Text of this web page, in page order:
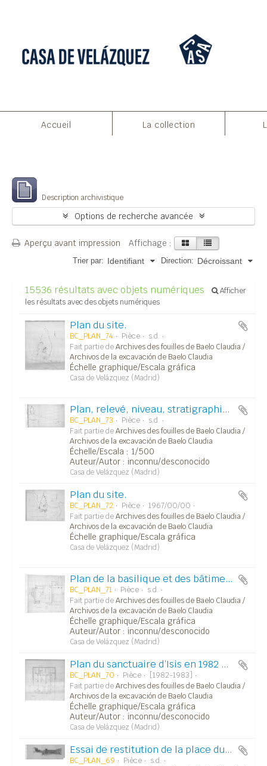
Accueil La collection
Description archivistique
Options de recherche avancée
Aperçu avant impression Affichage :
Trier par: Identifiant Direction: Décroissant
15536 résultats avec objets numériques
Afficher
les résultats avec des objets numériques
Plan du site.
BC_PLAN_74 Pièce
s.d.
Fait partie deArchives des fouilles de Baelo Claudia /
Archivos de la excavación de Baelo Claudia
Échelle graphique/Escala gráfica
Casa de Velázquez (Madrid)
Plan, relevé, niveau, stratigraphie.../Plano, alzado, planta, estratigrafía...
BC_PLAN_73 Pièce
s.d.
Fait partie deArchives des fouilles de Baelo Claudia /
Archivos de la excavación de Baelo Claudia
Échelle/Escala : 1/500
Auteur/Autor : inconnu/desconocido
Casa de Velázquez (Madrid)
Plan du site.
BC_PLAN_72 Pièce
1967/00/00
Fait partie deArchives des fouilles de Baelo Claudia /
Archivos de la excavación de Baelo Claudia
Échelle graphique/Escala gráfica
Casa de Velázquez (Madrid)
Plan de la basilique et des bâtiments alentour. Le numéro de dossier est tronqué.
BC_PLAN_71 Pièce
s.d.
Fait partie deArchives des fouilles de Baelo Claudia /
Archivos de la excavación de Baelo Claudia
Échelle graphique/Escala gráfica
Auteur/Autor : inconnu/desconocido
Casa de Velázquez (Madrid)
Plan du sanctuaire d’Isis en 1982 ou 1983.
BC_PLAN_70 Pièce
[1982-1983]
Fait partie deArchives des fouilles de Baelo Claudia /
Archivos de la excavación de Baelo Claudia
Échelle graphique/Escala gráfica
Auteur/Autor : inconnu/desconocido
Casa de Velázquez (Madrid)
Essai de restitution de la place du forum, avec vue sur le macellum et les trois temples du capitole.
BC_PLAN_69 Pièce
s.d.